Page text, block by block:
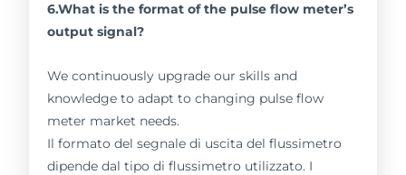
6.What is the format of the pulse flow meter’s
output signal?
We continuously upgrade our skills and
knowledge to adapt to changing pulse flow
meter market needs.
Il formato del segnale di uscita del flussimetro
dipende dal tipo di flussimetro utilizzato. I